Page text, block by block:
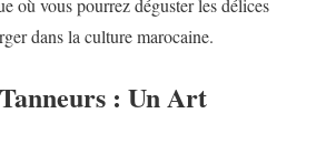
où vous pourrez déguster les délices
dans la culture marocaine.
: Un Art